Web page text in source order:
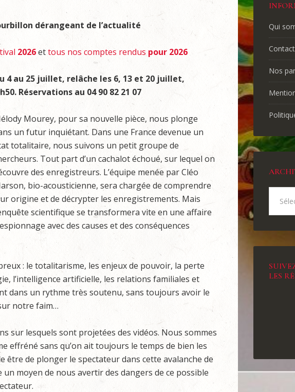
dérangeant de l’actualité
2026ettous nos comptes rendus pour 2026
4 au 25 juillet, relâche les 6, 13 et 20 juillet,
Réservations au 04 90 82 21 07
Mourey, pour sa nouvelle pièce, nous plonge
un futur inquiétant. Dans une France devenue un
totalitaire, nous suivons un petit groupe de
Tout part d’un cachalot échoué, sur lequel on
des enregistreurs. L’équipe menée par Cléo
bio-acousticienne, sera chargée de comprendre
origine et de décrypter les enregistrements. Mais
scientifique se transformera vite en une affaire
avec des causes et des conséquences
: le totalitarisme, les enjeux de pouvoir, la perte
l’intelligence artificielle, les relations familiales et
dans un rythme très soutenu, sans toujours avoir le
notre faim…
sur lesquels sont projetées des vidéos. Nous sommes
effréné sans qu’on ait toujours le temps de bien les
être de plonger le spectateur dans cette avalanche de
moyen de nous avertir des dangers de ce possible
Qui
Nos
LES